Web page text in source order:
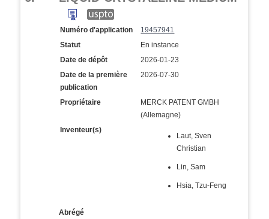
Numéro d'application
19457941
Statut
En instance
Date de dépôt
2026-01-23
Date de la première
publication
2026-07-30
Propriétaire
MERCK PATENT GMBH
(Allemagne)
Inventeur(s)
Laut, Sven
Christian
Lin, Sam
Hsia, Tzu-Feng
Abrégé